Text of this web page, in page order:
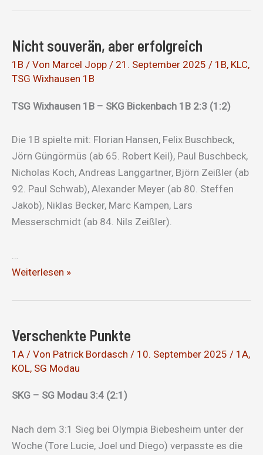
gegen
46
Darmstadt
Nicht souverän, aber erfolgreich
1B / Von Marcel Jopp / 21. September 2025 / 1B, KLC,
TSG Wixhausen 1B
TSG Wixhausen 1B – SKG Bickenbach 1B 2:3 (1:2)
Die 1B spielte mit: Florian Hansen, Felix Buschbeck,
Jörn Güngörmüs (ab 65. Robert Keil), Paul Buschbeck,
Nicholas Koch, Andreas Langgartner, Björn Zeißler (ab
92. Paul Schwab), Alexander Meyer (ab 80. Steffen
Jakob), Niklas Becker, Marc Kampen, Lars
Messerschmidt (ab 84. Nils Zeißler).
…
Nicht
aber
Weiterlesen »
Verschenkte Punkte
1A / Von Patrick Bordasch / 10. September 2025 / 1A,
KOL, SG Modau
SKG – SG Modau 3:4 (2:1)
Nach dem 3:1 Sieg bei Olympia Biebesheim unter der
Woche (Tore Lucie, Joel und Diego) verpasste es die